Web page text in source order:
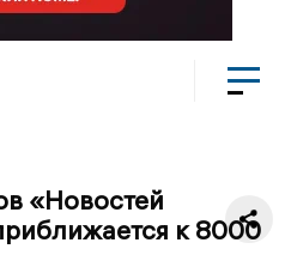
«Новостей
к 8000